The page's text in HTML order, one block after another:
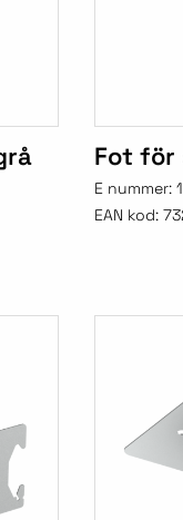
Fot för
E nummer:
EAN kod: